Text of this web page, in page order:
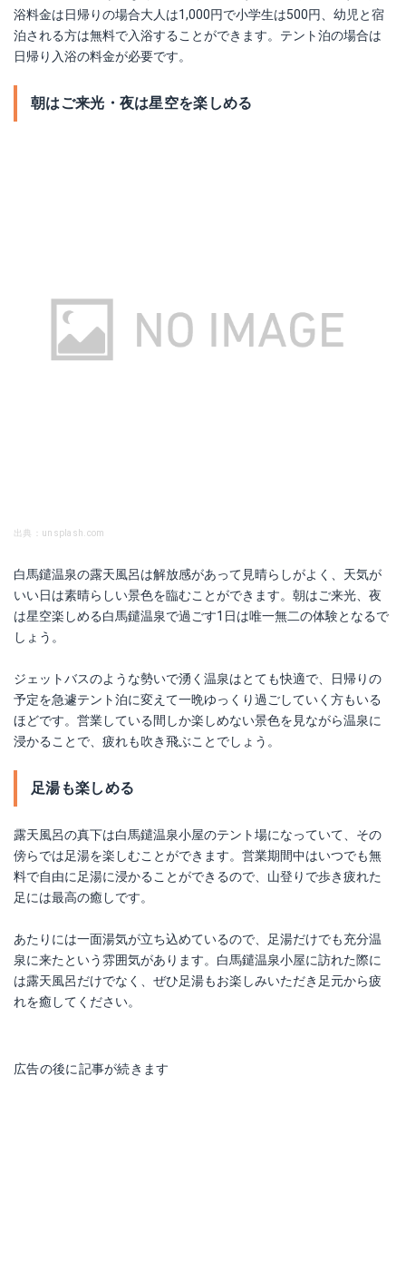
浴料金は日帰りの場合大人は1,000円で小学生は500円、幼児と宿
泊される方は無料で入浴することができます。テント泊の場合は
日帰り入浴の料金が必要です。
朝はご来光・夜は星空を楽しめる
出典：unsplash.com
白馬鑓温泉の露天風呂は解放感があって見晴らしがよく、天気が
いい日は素晴らしい景色を臨むことができます。朝はご来光、夜
は星空楽しめる白馬鑓温泉で過ごす1日は唯一無二の体験となるで
しょう。
ジェットバスのような勢いで湧く温泉はとても快適で、日帰りの
予定を急遽テント泊に変えて一晩ゆっくり過ごしていく方もいる
ほどです。営業している間しか楽しめない景色を見ながら温泉に
浸かることで、疲れも吹き飛ぶことでしょう。
足湯も楽しめる
露天風呂の真下は白馬鑓温泉小屋のテント場になっていて、その
傍らでは足湯を楽しむことができます。営業期間中はいつでも無
料で自由に足湯に浸かることができるので、山登りで歩き疲れた
足には最高の癒しです。
あたりには一面湯気が立ち込めているので、足湯だけでも充分温
泉に来たという雰囲気があります。白馬鑓温泉小屋に訪れた際に
は露天風呂だけでなく、ぜひ足湯もお楽しみいただき足元から疲
れを癒してください。
広告の後に記事が続きます